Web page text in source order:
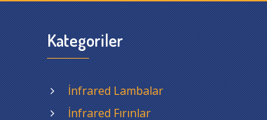
Kategoriler
İnfrared Lambalar
İnfrared Fırınlar